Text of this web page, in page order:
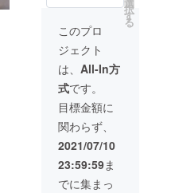
備考欄
に必ず
サイズ
を記入
してい
ただき
ますよ
うよろ
しくお
願いい
たしま
す。
択
す
る
このプロ
ジェクト
は、 All-In方
式です。
目標金額に
関わらず、
2021/07/10
23:59:59ま
でに集まっ